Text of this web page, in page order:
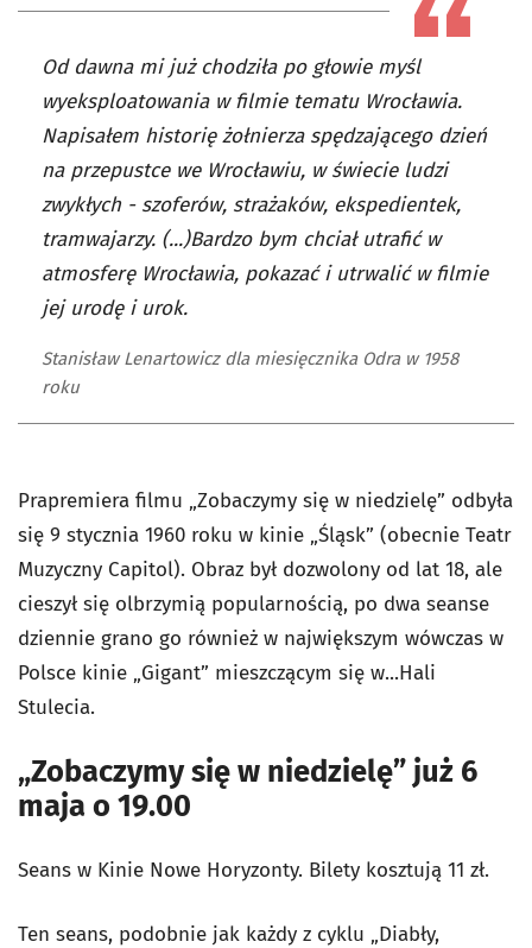
Od dawna mi już chodziła po głowie myśl
wyeksploatowania w filmie tematu Wrocławia.
Napisałem historię żołnierza spędzającego dzień
na przepustce we Wrocławiu, w świecie ludzi
zwykłych - szoferów, strażaków, ekspedientek,
tramwajarzy. (...)Bardzo bym chciał utrafić w
atmosferę Wrocławia, pokazać i utrwalić w filmie
jej urodę i urok.
Stanisław Lenartowicz dla miesięcznika Odra w 1958
roku
Prapremiera filmu „Zobaczymy się w niedzielę” odbyła
się 9 stycznia 1960 roku w kinie „Śląsk” (obecnie Teatr
Muzyczny Capitol). Obraz był dozwolony od lat 18, ale
cieszył się olbrzymią popularnością, po dwa seanse
dziennie grano go również w największym wówczas w
Polsce kinie „Gigant” mieszczącym się w...Hali
Stulecia.
„Zobaczymy się w niedzielę” już 6
maja o 19.00
Seans w Kinie Nowe Horyzonty. Bilety kosztują 11 zł.
Ten seans, podobnie jak każdy z cyklu „Diabły,